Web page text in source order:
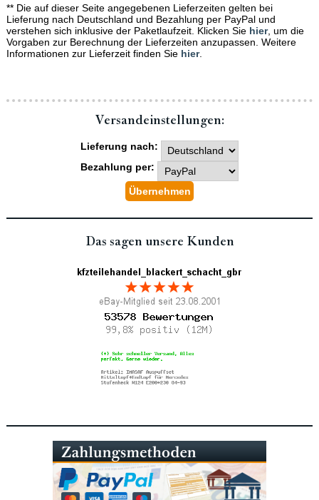
** Die auf dieser Seite angegebenen Lieferzeiten gelten bei
Lieferung nach Deutschland und Bezahlung per PayPal und
verstehen sich inklusive der Paketlaufzeit. Klicken Sie hier, um die
Vorgaben zur Berechnung der Lieferzeiten anzupassen. Weitere
Informationen zur Lieferzeit finden Sie hier.
Versand­einstellungen:
Lieferung nach:
Bezahlung per:
Das sagen unsere Kunden